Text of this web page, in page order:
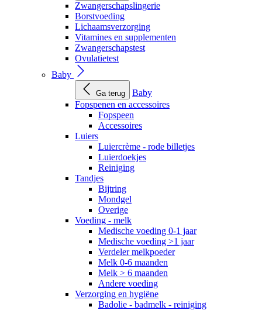
Zwangerschapslingerie
Borstvoeding
Lichaamsverzorging
Vitamines en supplementen
Zwangerschapstest
Ovulatietest
Baby
Ga terug
Baby
Fopspenen en accessoires
Fopspeen
Accessoires
Luiers
Luiercrème - rode billetjes
Luierdoekjes
Reiniging
Tandjes
Bijtring
Mondgel
Overige
Voeding - melk
Medische voeding 0-1 jaar
Medische voeding >1 jaar
Verdeler melkpoeder
Melk 0-6 maanden
Melk > 6 maanden
Andere voeding
Verzorging en hygiëne
Badolie - badmelk - reiniging